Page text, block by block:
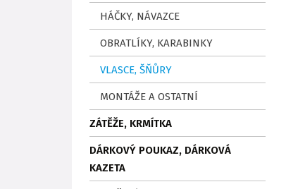
HÁČKY, NÁVAZCE
OBRATLÍKY, KARABINKY
VLASCE, ŠŇŮRY
MONTÁŽE A OSTATNÍ
ZÁTĚŽE, KRMÍTKA
DÁRKOVÝ POUKAZ, DÁRKOVÁ
KAZETA